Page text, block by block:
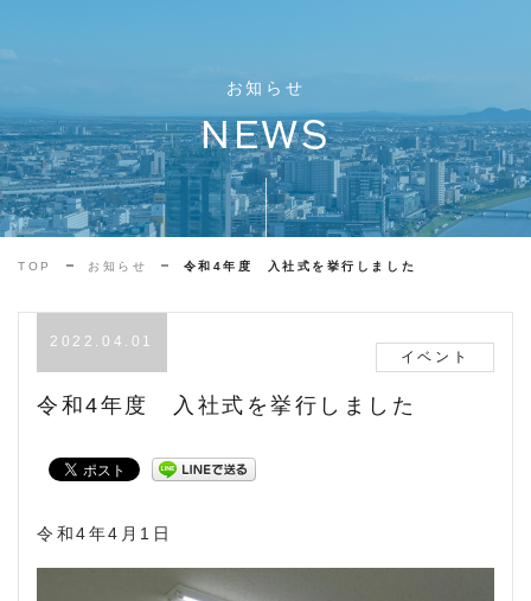
お知らせ
NEWS
TOP お知らせ 令和4年度 入社式を挙行しました
2022.04.01
イベント
令和4年度 入社式を挙行しました
令和4年4月1日